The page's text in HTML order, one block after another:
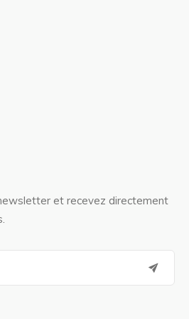
et recevez directement